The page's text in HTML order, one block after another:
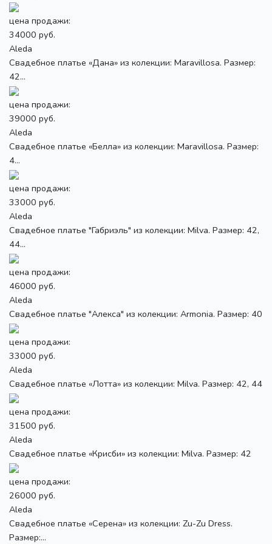
цена продажи:
34000 руб.
Aleda
Свадебное платье «Дана» из колекции: Maravillosa. Размер:
42...
цена продажи:
39000 руб.
Aleda
Свадебное платье «Белла» из колекции: Maravillosa. Размер:
4...
цена продажи:
33000 руб.
Aleda
Свадебное платье "Габриэль" из колекции: Milva. Размер: 42,
44...
цена продажи:
46000 руб.
Aleda
Свадебное платье "Алекса" из колекции: Armonia. Размер: 40
цена продажи:
33000 руб.
Aleda
Свадебное платье «Лотта» из колекции: Milva. Размер: 42, 44
цена продажи:
31500 руб.
Aleda
Свадебное платье «Крисби» из колекции: Milva. Размер: 42
цена продажи:
26000 руб.
Aleda
Свадебное платье «Серена» из колекции: Zu-Zu Dress.
Размер:...